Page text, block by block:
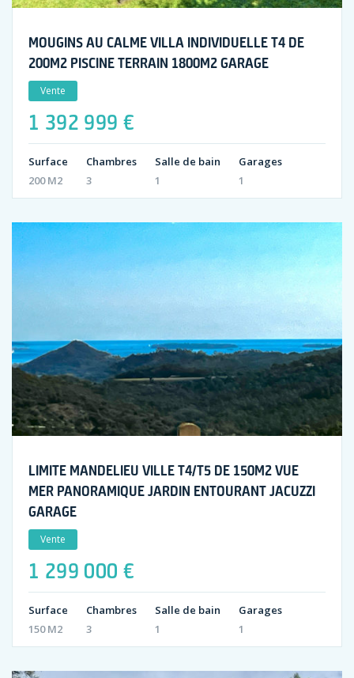
MOUGINS AU CALME VILLA INDIVIDUELLE T4 DE
200M2 PISCINE TERRAIN 1800M2 GARAGE
Vente
1 392 999 €
Surface
200 M2
Chambres
3
Salle de bain
1
Garages
1
LIMITE MANDELIEU VILLE T4/T5 DE 150M2 VUE
MER PANORAMIQUE JARDIN ENTOURANT JACUZZI
GARAGE
Vente
1 299 000 €
Surface
150 M2
Chambres
3
Salle de bain
1
Garages
1